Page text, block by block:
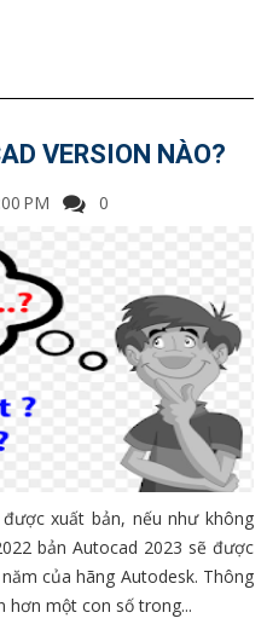
VERSION NÀO?
PM 0
xuất bản, nếu như không
bản Autocad 2023 sẽ được
của hãng Autodesk. Thông
hơn một con số trong...